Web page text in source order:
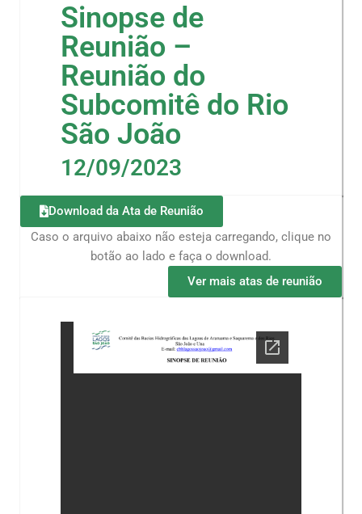
Sinopse de
Reunião –
Reunião do
Subcomitê do Rio
São João
12/09/2023
Download da Ata de Reunião
Caso o arquivo abaixo não esteja carregando, clique no
botão ao lado e faça o download.
Ver mais atas de reunião